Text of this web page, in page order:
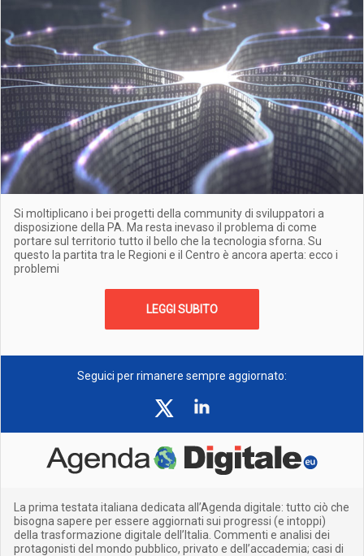
Si moltiplicano i bei progetti della community di sviluppatori a
disposizione della PA. Ma resta inevaso il problema di come
portare sul territorio tutto il bello che la tecnologia sforna. Su
questo la partita tra le Regioni e il Centro è ancora aperta: ecco i
problemi
LEGGI SUBITO
Seguici per rimanere sempre aggiornato:
La prima testata italiana dedicata all’Agenda digitale: tutto ciò che
bisogna sapere per essere aggiornati sui progressi (e intoppi)
della trasformazione digitale dell’Italia. Commenti e analisi dei
protagonisti del mondo pubblico, privato e dell’accademia; casi di